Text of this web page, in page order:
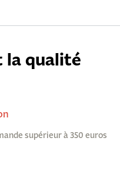
la qualité
supérieur à 350 euros